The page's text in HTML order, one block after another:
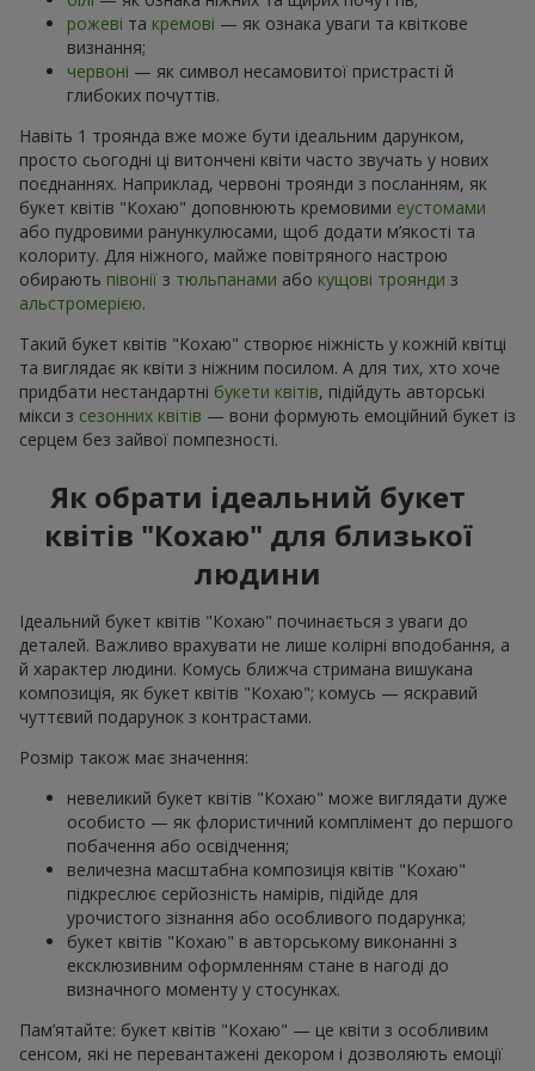
рожеві та кремові — як ознака уваги та квіткове
визнання;
червоні — як символ несамовитої пристрасті й
глибоких почуттів.
Навіть 1 троянда вже може бути ідеальним дарунком,
просто сьогодні ці витончені квіти часто звучать у нових
поєднаннях. Наприклад, червоні троянди з посланням, як
букет квітів "Кохаю" доповнюють кремовими еустомами
або пудровими ранункулюсами, щоб додати м’якості та
колориту. Для ніжного, майже повітряного настрою
обирають півонії з тюльпанами або кущові троянди з
альстромерією.
Такий букет квітів "Кохаю" створює ніжність у кожній квітці
та виглядає як квіти з ніжним посилом. А для тих, хто хоче
придбати нестандартні букети квітів, підійдуть авторські
мікси з сезонних квітів — вони формують емоційний букет із
серцем без зайвої помпезності.
Як обрати ідеальний букет
квітів "Кохаю" для близької
людини
Ідеальний букет квітів "Кохаю" починається з уваги до
деталей. Важливо врахувати не лише колірні вподобання, а
й характер людини. Комусь ближча стримана вишукана
композиція, як букет квітів "Кохаю"; комусь — яскравий
чуттєвий подарунок з контрастами.
Розмір також має значення:
невеликий букет квітів "Кохаю" може виглядати дуже
особисто — як флористичний комплімент до першого
побачення або освідчення;
величезна масштабна композиція квітів "Кохаю"
підкреслює серйозність намірів, підійде для
урочистого зізнання або особливого подарунка;
букет квітів "Кохаю" в авторському виконанні з
ексклюзивним оформленням стане в нагоді до
визначного моменту у стосунках.
Пам’ятайте: букет квітів "Кохаю" — це квіти з особливим
сенсом, які не перевантажені декором і дозволяють емоції